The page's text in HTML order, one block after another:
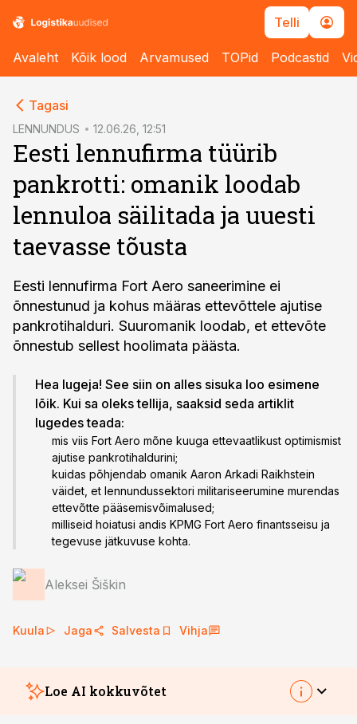
Telli
Avaleht Kõik lood Arvamused TOPid Podcastid
Tagasi
LENNUNDUS 12.06.26, 12:51
Eesti lennufirma tüürib
pankrotti: omanik loodab
lennuloa säilitada ja uuesti
taevasse tõusta
Eesti lennufirma Fort Aero saneerimine ei
õnnestunud ja kohus määras ettevõttele ajutise
pankrotihalduri. Suuromanik loodab, et ettevõte
õnnestub sellest hoolimata päästa.
Hea lugeja! See siin on alles sisuka loo esimene
lõik. Kui sa oleks tellija, saaksid seda artiklit
lugedes teada:
mis viis Fort Aero mõne kuuga ettevaatlikust optimismist
ajutise pankrotihaldurini;
kuidas põhjendab omanik Aaron Arkadi Raikhstein
väidet, et lennundussektori militariseerumine murendas
ettevõtte pääsemisvõimalused;
milliseid hoiatusi andis KPMG Fort Aero finantsseisu ja
tegevuse jätkuvuse kohta.
Aleksei Šiškin
Kuula Jaga Salvesta Vihja
Loe AI kokkuvõtet